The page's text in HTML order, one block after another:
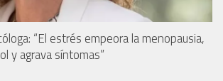
“El estrés empeora la menopausia,
y agrava síntomas”